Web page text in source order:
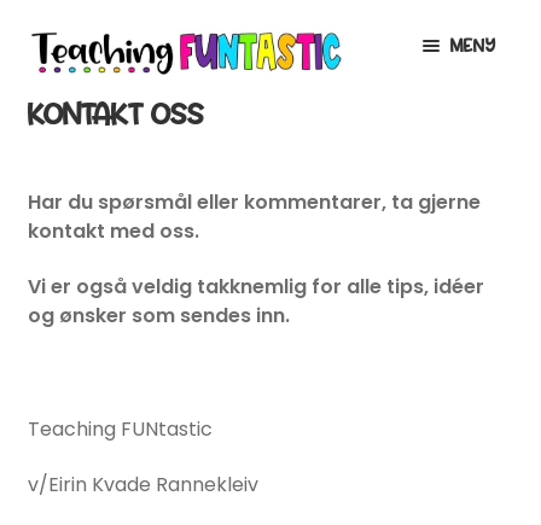
Hopp
til
navigasjon
Hopp
til
innhold
MENY
INFO
Ofte stilte spørsmål
Om teaching funtastic
KONTAKT OSS
Har du spørsmål eller kommentarer, ta gjerne
kontakt med oss.
Vi er også veldig takknemlig for alle tips, idéer
og ønsker som sendes inn.
Teaching FUNtastic
v/Eirin Kvade Rannekleiv